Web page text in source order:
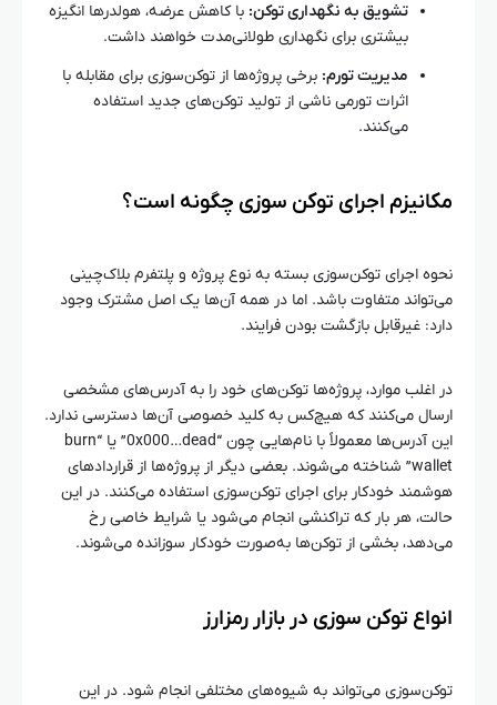
تشویق به نگهداری توکن: با کاهش عرضه، هولدرها انگیزه
بیشتری برای نگهداری طولانی‌مدت خواهند داشت.
مدیریت تورم: برخی پروژه‌ها از توکن‌سوزی برای مقابله با
اثرات تورمی ناشی از تولید توکن‌های جدید استفاده
می‌کنند.
مکانیزم‌ اجرای توکن‌ سوزی چگونه است؟
نحوه اجرای توکن‌سوزی بسته به نوع پروژه و پلتفرم بلاک‌چینی
می‌تواند متفاوت باشد. اما در همه آن‌ها یک اصل مشترک وجود
دارد: غیرقابل بازگشت بودن فرایند.
در اغلب موارد، پروژه‌ها توکن‌های خود را به آدرس‌های مشخصی
ارسال می‌کنند که هیچ‌کس به کلید خصوصی آن‌ها دسترسی ندارد.
این آدرس‌ها معمولاً با نام‌هایی چون “0x000…dead” یا “burn
wallet” شناخته می‌شوند. بعضی دیگر از پروژه‌ها از قراردادهای
هوشمند خودکار برای اجرای توکن‌سوزی استفاده می‌کنند. در این
حالت، هر بار که تراکنشی انجام می‌شود یا شرایط خاصی رخ
می‌دهد، بخشی از توکن‌ها به‌صورت خودکار سوزانده می‌شوند.
انواع توکن‌ سوزی در بازار رمزارز
توکن‌سوزی می‌تواند به شیوه‌های مختلفی انجام شود. در این